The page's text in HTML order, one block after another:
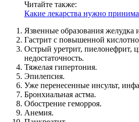
Читайте также:
Какие лекарства нужно
Язвенные образования желудка
Гастрит с повышенной
Острый уретрит, пиелонефрит,
недостаточность.
Тяжелая гипертония.
Эпилепсия.
Уже перенесенные инсульт,
Бронхиальная астма.
Обострение геморроя.
Анемия.